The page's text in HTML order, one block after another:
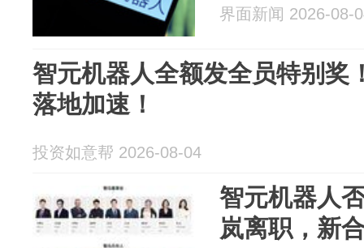
界面新闻 2026-08-
智元机器人全额发全员特别奖
落地加速！
投资如意帮 2026-08-04
智元机器人
岚离职，新